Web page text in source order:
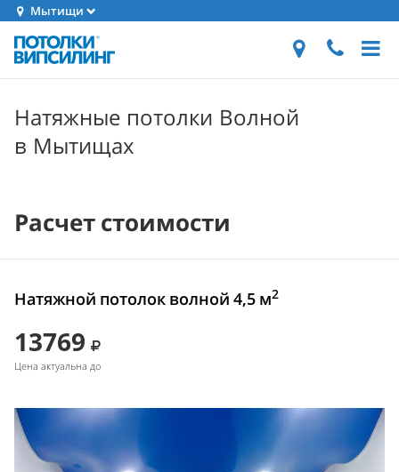
Мытищи
Натяжные потолки Волной
в Мытищах
Расчет стоимости
Натяжной потолок волной 4,5 м2
13769
Цена актуальна до